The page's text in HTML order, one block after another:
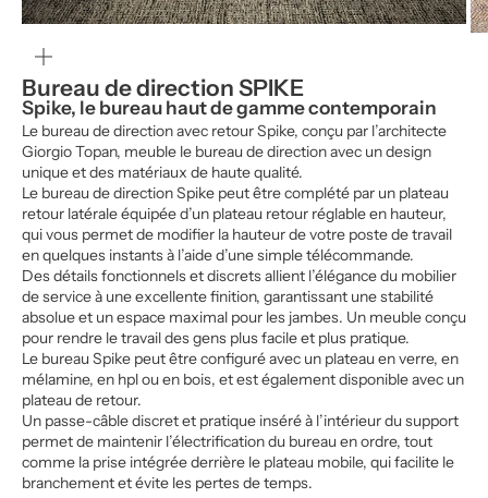
Bureau de direction SPIKE
Spike, le bureau haut de gamme contemporain
Le bureau de direction avec retour Spike, conçu par l’architecte
Giorgio Topan, meuble le bureau de direction avec un design
unique et des matériaux de haute qualité.
Le bureau de direction Spike peut être complété par un plateau
retour latérale équipée d’un plateau retour réglable en hauteur,
qui vous permet de modifier la hauteur de votre poste de travail
en quelques instants à l’aide d’une simple télécommande.
Des détails fonctionnels et discrets allient l’élégance du mobilier
de service à une excellente finition, garantissant une stabilité
absolue et un espace maximal pour les jambes. Un meuble conçu
pour rendre le travail des gens plus facile et plus pratique.
Le bureau Spike peut être configuré avec un plateau en verre, en
mélamine, en hpl ou en bois, et est également disponible avec un
plateau de retour.
Un passe-câble discret et pratique inséré à l’intérieur du support
permet de maintenir l’électrification du bureau en ordre, tout
comme la prise intégrée derrière le plateau mobile, qui facilite le
branchement et évite les pertes de temps.